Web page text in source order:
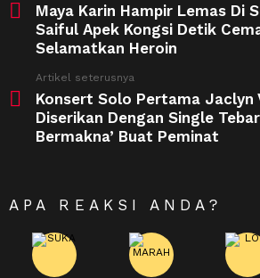
moreMaya Karin Hampir Lemas Di
Saiful Apek Kongsi Detik
Selamatkan Heroin
Artikel seterusnya
Konsert Solo Pertama Jaclyn
Diserikan Dengan Single
Bermakna’ Buat Peminat
APA REAKSI ANDA?